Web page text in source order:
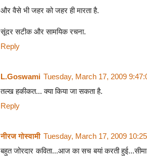
और वैसे भी जहर को जहर ही मारता है.
सूंदर सटीक और सामयिक रचना.
Reply
L.Goswami Tuesday, March 17, 2009
तल्ख हकीकत... क्या किया जा सकता है.
Reply
नीरज गोस्वामी Tuesday, March 17, 2009
बहुत जोरदार कविता...आज का सच बयां करती